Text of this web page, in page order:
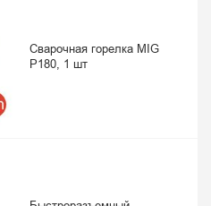
Сварочная горелка MIG
P180, 1 шт